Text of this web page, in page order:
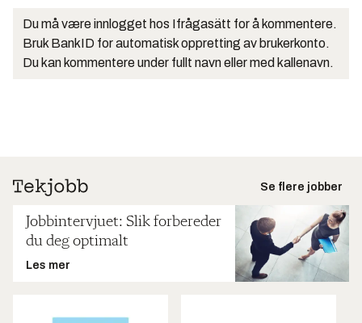
Du må være innlogget hos Ifrågasätt for å kommentere.
Bruk BankID for automatisk oppretting av brukerkonto.
Du kan kommentere under fullt navn eller med kallenavn.
Se flere jobber
Jobbintervjuet: Slik forbereder
du deg optimalt
Les mer